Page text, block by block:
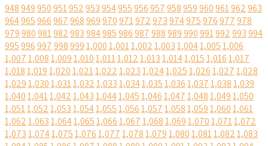
948949950951952953954955956957958959960961962963
964965966967968969970971972973974975976977978
979980981982983984985986987988989990991992993994
9959969979989991,0001,0011,0021,0031,0041,0051,006
1,0071,0081,0091,0101,0111,0121,0131,0141,0151,0161,017
1,0181,0191,0201,0211,0221,0231,0241,0251,0261,0271,028
1,0291,0301,0311,0321,0331,0341,0351,0361,0371,0381,039
1,0401,0411,0421,0431,0441,0451,0461,0471,0481,0491,050
1,0511,0521,0531,0541,0551,0561,0571,0581,0591,0601,061
1,0621,0631,0641,0651,0661,0671,0681,0691,0701,0711,072
1,0731,0741,0751,0761,0771,0781,0791,0801,0811,0821,083